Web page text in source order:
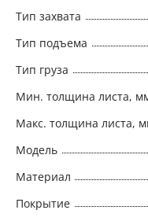
Тип захвата
Тип подъема
Тип груза
Мин. толщина листа,
Макс. толщина листа,
Модель
Материал
Покрытие